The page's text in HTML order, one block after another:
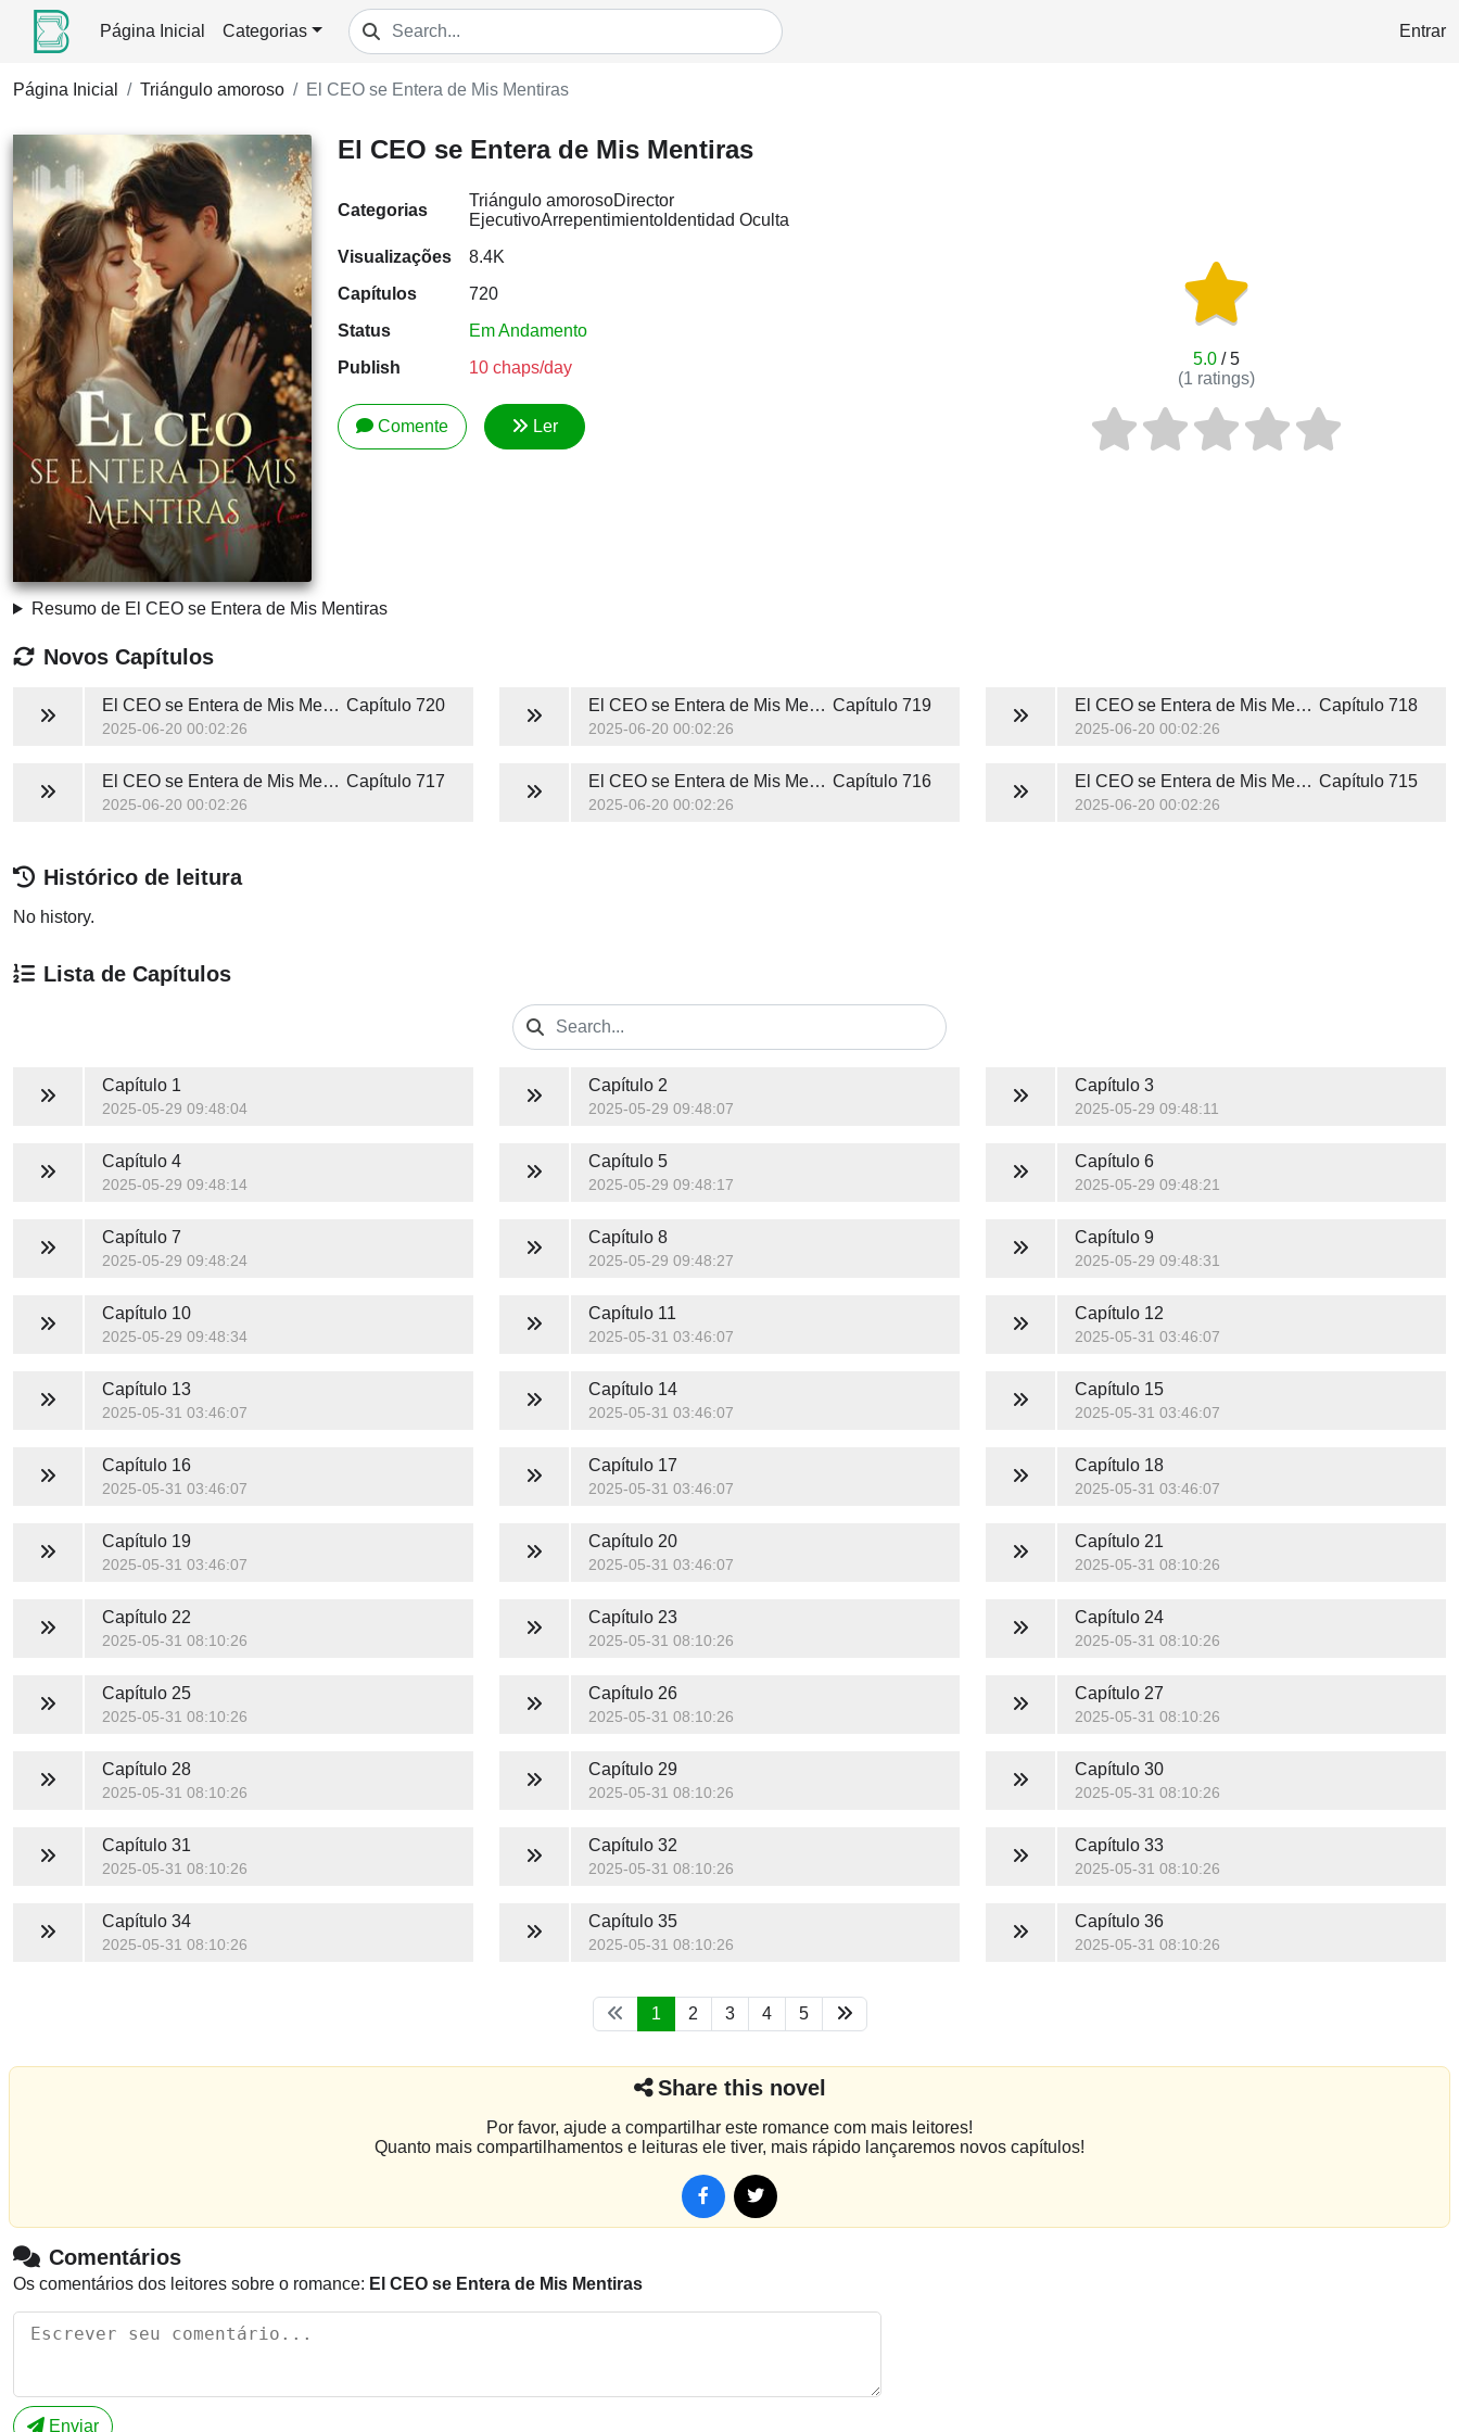
Página Inicial Categorias Entrar
Página Inicial Triángulo amoroso El CEO se Entera de Mis Mentiras
El CEO se Entera de Mis Mentiras
Categorias
Triángulo amorosoDirector
EjecutivoArrepentimientoIdentidad Oculta
Visualizações
8.4K
Capítulos
720
Status
Em Andamento
Publish
10 chaps/day
Comente Ler
5.0/ 5
(1 ratings)
Resumo de El CEO se Entera de Mis Mentiras
Novos Capítulos
El CEO se Entera de Mis Mentiras Capítulo 720
2025-06-20 00:02:26
El CEO se Entera de Mis Mentiras Capítulo 719
2025-06-20 00:02:26
El CEO se Entera de Mis Mentiras Capítulo 718
2025-06-20 00:02:26
El CEO se Entera de Mis Mentiras Capítulo 717
2025-06-20 00:02:26
El CEO se Entera de Mis Mentiras Capítulo 716
2025-06-20 00:02:26
El CEO se Entera de Mis Mentiras Capítulo 715
2025-06-20 00:02:26
Histórico de leitura
No history.
Lista de Capítulos
Capítulo 1
2025-05-29 09:48:04
Capítulo 2
2025-05-29 09:48:07
Capítulo 3
2025-05-29 09:48:11
Capítulo 4
2025-05-29 09:48:14
Capítulo 5
2025-05-29 09:48:17
Capítulo 6
2025-05-29 09:48:21
Capítulo 7
2025-05-29 09:48:24
Capítulo 8
2025-05-29 09:48:27
Capítulo 9
2025-05-29 09:48:31
Capítulo 10
2025-05-29 09:48:34
Capítulo 11
2025-05-31 03:46:07
Capítulo 12
2025-05-31 03:46:07
Capítulo 13
2025-05-31 03:46:07
Capítulo 14
2025-05-31 03:46:07
Capítulo 15
2025-05-31 03:46:07
Capítulo 16
2025-05-31 03:46:07
Capítulo 17
2025-05-31 03:46:07
Capítulo 18
2025-05-31 03:46:07
Capítulo 19
2025-05-31 03:46:07
Capítulo 20
2025-05-31 03:46:07
Capítulo 21
2025-05-31 08:10:26
Capítulo 22
2025-05-31 08:10:26
Capítulo 23
2025-05-31 08:10:26
Capítulo 24
2025-05-31 08:10:26
Capítulo 25
2025-05-31 08:10:26
Capítulo 26
2025-05-31 08:10:26
Capítulo 27
2025-05-31 08:10:26
Capítulo 28
2025-05-31 08:10:26
Capítulo 29
2025-05-31 08:10:26
Capítulo 30
2025-05-31 08:10:26
Capítulo 31
2025-05-31 08:10:26
Capítulo 32
2025-05-31 08:10:26
Capítulo 33
2025-05-31 08:10:26
Capítulo 34
2025-05-31 08:10:26
Capítulo 35
2025-05-31 08:10:26
Capítulo 36
2025-05-31 08:10:26
1 2 3 4 5
Share this novel
Por favor, ajude a compartilhar este romance com mais leitores!
Quanto mais compartilhamentos e leituras ele tiver, mais rápido lançaremos novos capítulos!
Comentários
Os comentários dos leitores sobre o romance: El CEO se Entera de Mis Mentiras
Enviar